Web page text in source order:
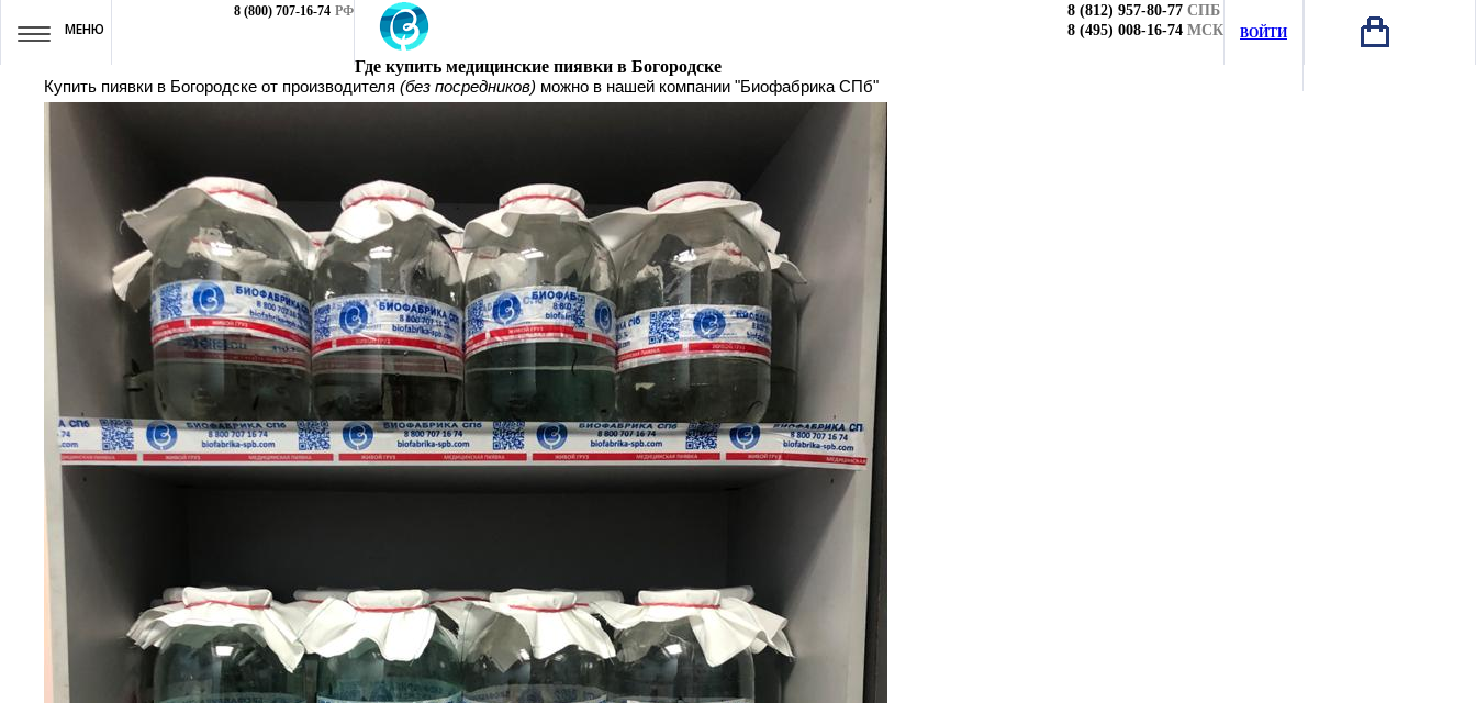
МЕНЮ
8 (800) 707-16-74 РФ 8 (812) 957-80-77 СПБ
8 (495) 008-16-74 МСК ВОЙТИ
Где купить медицинские пиявки в Богородске
Купить пиявки в Богородске от производителя (без посредников) можно в нашей компании "Биофабрика СПб"